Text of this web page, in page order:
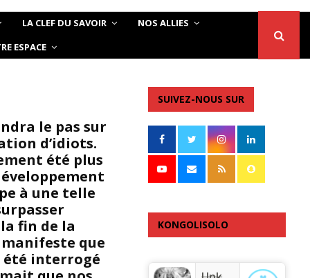
LA CLEF DU SAVOIR
NOS ALLIES
ESPACE
le pas sur
d’idiots.
été plus
à une telle
fin de la
que
été interrogé
SUIVEZ-NOUS SUR
KONGOLISOLO